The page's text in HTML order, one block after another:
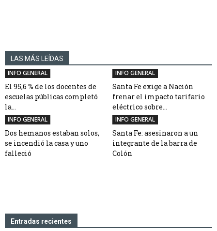
LAS MÁS LEÍDAS
INFO GENERAL
El 95,6 % de los docentes de
escuelas públicas completó
la...
INFO GENERAL
Santa Fe exige a Nación
frenar el impacto tarifario
eléctrico sobre...
INFO GENERAL
Dos hemanos estaban solos,
se incendió la casa y uno
falleció
INFO GENERAL
Santa Fe: asesinaron a un
integrante de la barra de
Colón
Entradas recientes